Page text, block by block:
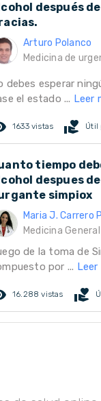
después
Arturo Polanco
Medicina de
debes esperar
el estado ... Leer
1633 vistas volunteer_activism Útil
tiempo
despues
simpiox
Maria J. Carrero
Medicina General
de la toma de
por ... Leer
16.288 vistas volunteer_activism